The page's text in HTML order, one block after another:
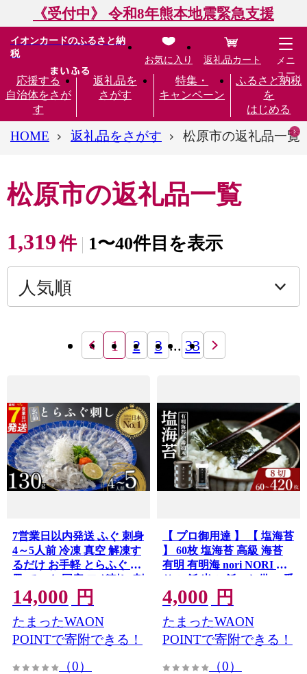
《受付中》 令和8年熊本地震緊急支援
イオンカードのふるさと納
税
応援する
自治体をさが
す
返礼品を
さがす
特集・
キャンペーン
ふるさと納税
を
はじめる
お気に入り 返礼品カート
メニ
ュー
HOME 返礼品をさがす 松原市の返礼品一覧
松原市の返礼品一覧
1,319件 1〜40件目を表示
1 2 3 ... 33
7営業日以内発送 ふぐ 刺身
4～5人前 冷凍 真空 解凍す
るだけ お手軽 とらふぐ 大
皿 てっさ 国産 フグ刺し 刺
し身 hugu HUGU fugu
FUGU 河豚 高級 鮮魚 魚
魚介 新鮮 torahugu
torafugu 家庭用 プレゼン
下関 に並ぶ 玄品ふぐ ふる
14,000 円
たまったWAON
POINTで寄附できる！
（0）
【 プロ御用達 】 【 塩海苔
】 60枚 塩海苔 高級 海苔
有明 有明海 nori NORI の
り ご飯 米 ご飯のお供 一番
摘み shionori しおのり 塩
のり SHIONORI しお海苔
海苔 ランキング 人気 缶 国
産 家庭用 無添加 栄養 健康
阪 松原
4,000 円
たまったWAON
POINTで寄附できる！
（0）